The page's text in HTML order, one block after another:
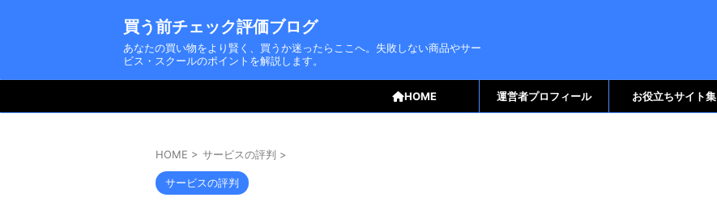
買う前チェック評価ブログ
あなたの買い物をより賢く、買うか迷ったらここへ。失敗しない商品やサー
ビス・スクールのポイントを解説します。
HOME 運営者プロフィール お役立ちサイト集
HOME > サービスの評判 >
サービスの評判